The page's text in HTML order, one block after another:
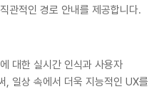
관적인 경로 안내를 제공합니다.
대한 실시간 인식과 사용자
, 일상 속에서 더욱 지능적인 UX를